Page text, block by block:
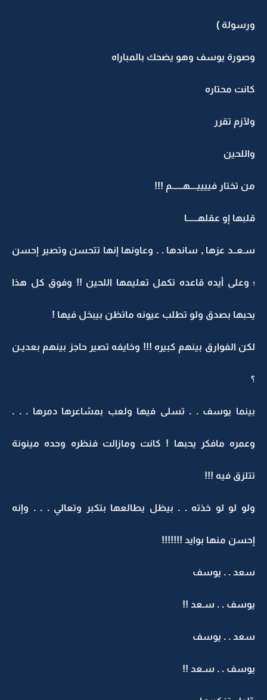
ورسولة )
وصورة يوسف وهو يضحك بالمباراه
كانت محتاره
ولآزم تقرر
واللحين
من تختار فييييــــهــــــم !!!
قلبها إو عقلهــــــا
سـعــد عزها , ساندها . . وعاونها إنها تتحسن وتصير إحسن
؛ وعلى أيده قاعده تكمل تعليمها اللحين !! وفوق كل هذا
يحبها بصدق ولو تطلب عيونه ماتظن بيبخل فيها !
لكن الفوارق بينهم كبيره !!! وخايفه تصير حاجز بينهم بعديـن
؟
بينما يوسف . . تسلى فيها ولعب بمشاعرها دمرها . . .
وعمره مافكر يحبها ! كانت ومازالت فنظره وحده مينونة
تتلزق فيه !!!
ولو لو لو خذته . . بيظل يطالعها بتكبر وتعالي . . . وإنه
إحسن منها بوايد !!!!!!!
سعد . . يوسف
يوسف . . سـعد !!
سعد . . يوسف
يوسف . . سـعد !!